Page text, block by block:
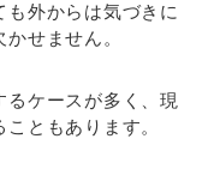
外からは気づきに
せません。
るケースが多く、現
ともあります。